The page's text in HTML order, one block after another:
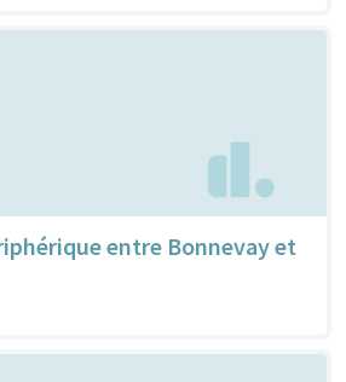
entre Bonnevay et